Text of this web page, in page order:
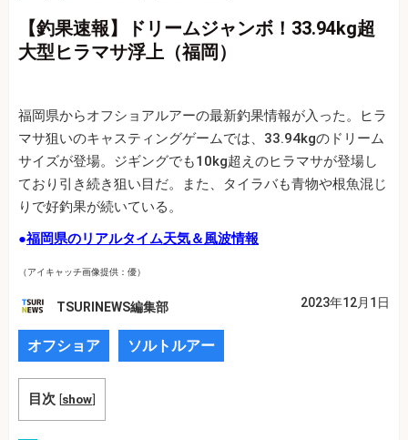
【釣果速報】ドリームジャンボ！33.94kg超
大型ヒラマサ浮上（福岡）
福岡県からオフショアルアーの最新釣果情報が入った。ヒラ
マサ狙いのキャスティングゲームでは、33.94kgのドリーム
サイズが登場。ジギングでも10kg超えのヒラマサが登場し
ており引き続き狙い目だ。また、タイラバも青物や根魚混じ
りで好釣果が続いている。
●福岡県のリアルタイム天気＆風波情報
（アイキャッチ画像提供：優）
TSURINEWS編集部 2023年12月1日
オフショア ソルトルアー
目次 [show]